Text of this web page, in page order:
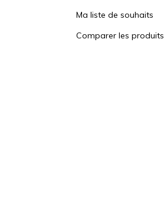
Ma liste de souhaits
Comparer les produits